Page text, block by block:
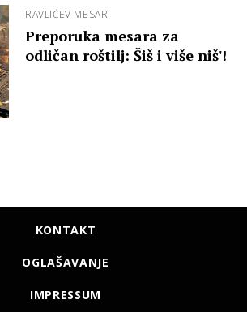
RAVLIĆEV MESAR
Preporuka mesara za
odličan roštilj: Šiš i više niš'!
KONTAKT
OGLAŠAVANJE
IMPRESSUM